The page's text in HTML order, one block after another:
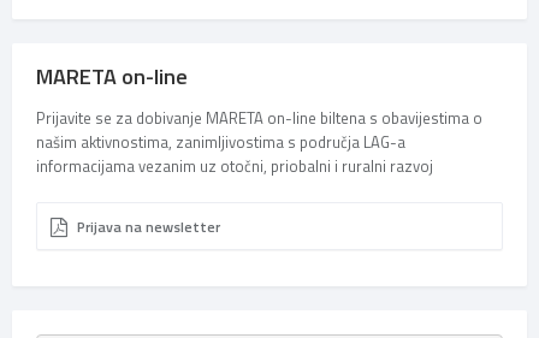
MARETA on-line
Prijavite se za dobivanje MARETA on-line biltena s obavijestima o
našim aktivnostima, zanimljivostima s područja LAG-a
informacijama vezanim uz otočni, priobalni i ruralni razvoj
Prijava na newsletter